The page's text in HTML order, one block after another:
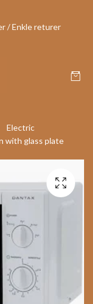
/ Enkle returer
Electric
with glass plate